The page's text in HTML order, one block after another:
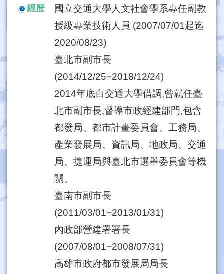
經歷
國立交通大學人文社會學系專任副教
授級專業技術人員 (2007/07/01起迄
2020/08/23)
臺北市副市長
(2014/12/25~2018/12/24)
2014年底自交通大學借調,曾就任臺
北市副市長,督導市政經建部門,包含
都發局、都市計畫委員會、工務局、
產業發展局、資訊局、地政局、交通
局、捷運局與臺北市選舉委員會等機
關。
臺南市副市長
(2011/03/01~2013/01/31)
內政部營建署署長
(2007/08/01~2008/07/31)
高雄市政府都市發展局局長